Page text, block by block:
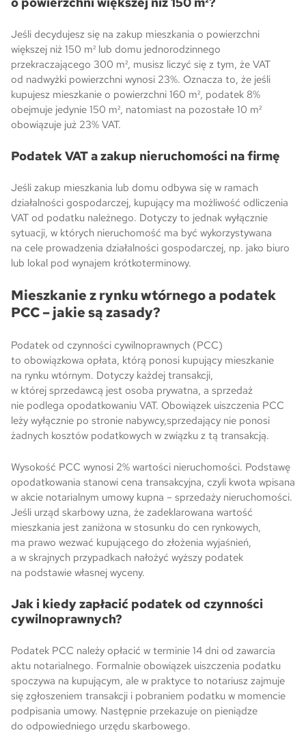
Jeśli decydujesz się na zakup mieszkania o powierzchni
większej niż 150 m² lub domu jednorodzinnego
przekraczającego 300 m², musisz liczyć się z tym, że VAT
od nadwyżki powierzchni wynosi 23%. Oznacza to, że jeśli
kupujesz mieszkanie o powierzchni 160 m², podatek 8%
obejmuje jedynie 150 m², natomiast na pozostałe 10 m²
obowiązuje już 23% VAT.
Podatek VAT a zakup nieruchomości na firmę
Jeśli zakup mieszkania lub domu odbywa się w ramach
działalności gospodarczej, kupujący ma możliwość odliczenia
VAT od podatku należnego. Dotyczy to jednak wyłącznie
sytuacji, w których nieruchomość ma być wykorzystywana
na cele prowadzenia działalności gospodarczej, np. jako biuro
lub lokal pod wynajem krótkoterminowy.
Mieszkanie z rynku wtórnego a podatek
PCC – jakie są zasady?
Podatek od czynności cywilnoprawnych (PCC)
to obowiązkowa opłata, którą ponosi kupujący mieszkanie
na rynku wtórnym. Dotyczy każdej transakcji,
w której sprzedawcą jest osoba prywatna, a sprzedaż
nie podlega opodatkowaniu VAT. Obowiązek uiszczenia PCC
leży wyłącznie po stronie nabywcy,sprzedający nie ponosi
żadnych kosztów podatkowych w związku z tą transakcją.
Wysokość PCC wynosi 2% wartości nieruchomości. Podstawę
opodatkowania stanowi cena transakcyjna, czyli kwota wpisana
w akcie notarialnym umowy kupna – sprzedaży nieruchomości.
Jeśli urząd skarbowy uzna, że zadeklarowana wartość
mieszkania jest zaniżona w stosunku do cen rynkowych,
ma prawo wezwać kupującego do złożenia wyjaśnień,
a w skrajnych przypadkach nałożyć wyższy podatek
na podstawie własnej wyceny.
Jak i kiedy zapłacić podatek od czynności
cywilnoprawnych?
Podatek PCC należy opłacić w terminie 14 dni od zawarcia
aktu notarialnego. Formalnie obowiązek uiszczenia podatku
spoczywa na kupującym, ale w praktyce to notariusz zajmuje
się zgłoszeniem transakcji i pobraniem podatku w momencie
podpisania umowy. Następnie przekazuje on pieniądze
do odpowiedniego urzędu skarbowego.